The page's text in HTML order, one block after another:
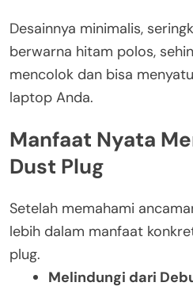
Desainnya minimalis,
berwarna hitam polos,
mencolok dan bisa
laptop Anda.
Manfaat Nyata
Dust Plug
Setelah memahami
lebih dalam manfaat
plug.
Melindungi dari